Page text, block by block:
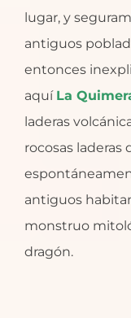
lugar, y
antiguos
entonces
aquí La
laderas
rocosas
antiguos
monstruo
dragón.